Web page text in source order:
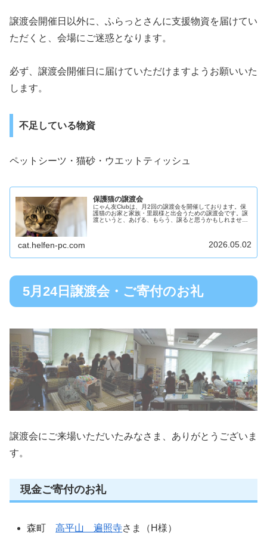
譲渡会開催日以外に、ふらっとさんに支援物資を届けてい
ただくと、会場にご迷惑となります。
必ず、譲渡会開催日に届けていただけますようお願いいた
します。
不足している物資
ペットシーツ・猫砂・ウエットティッシュ
保護猫の譲渡会
にゃん友Clubは、月2回の譲渡会を開催しております。保
護猫のお家と家族・里親様と出会うための譲渡会です。譲
渡というと、あげる、もらう、譲ると思うかもしれません
cat.helfen-pc.com 2026.05.02
5月24日譲渡会・ご寄付のお礼
譲渡会にご来場いただいたみなさま、ありがとうございま
す。
現金ご寄付のお礼
森町高平山 遍照寺さま（H様）